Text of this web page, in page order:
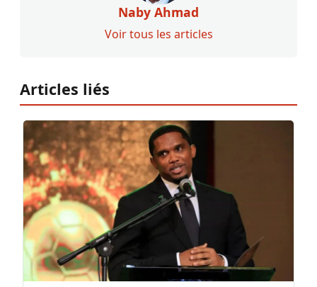
Naby Ahmad
Voir tous les articles
Articles liés